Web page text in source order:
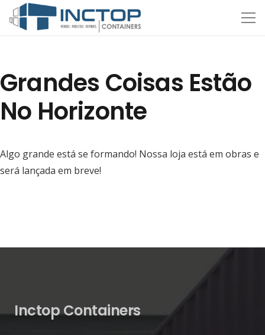
Grandes Coisas Estão
No Horizonte
Algo grande está se formando! Nossa loja está em obras e
será lançada em breve!
Inctop Containers